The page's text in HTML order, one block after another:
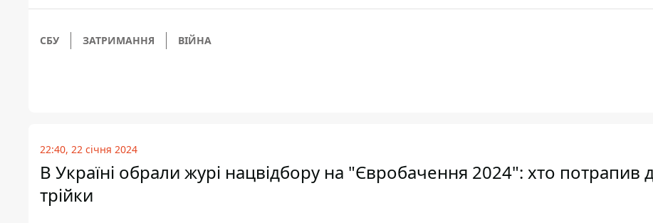
СБУ ЗАТРИМАННЯ ВІЙНА
22:40, 22 січня 2024
В Україні обрали журі нацвідбору на "Євробачення 2024": хто потрапив
трійки